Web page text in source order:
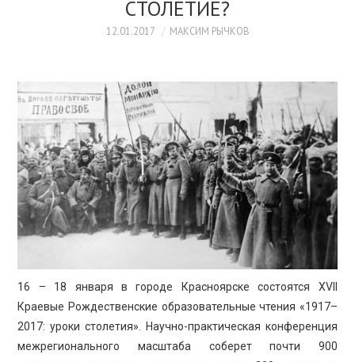
ОБРАЗОВАНИЕ
ПРОСВЕЩЕНИЕ
СТОЛЕТИЕ?
12.01.2017 МАКСИМ РЫЧКОВ
16 – 18 января в городе Красноярске состоятся XVII
Краевые Рождественские образовательные чтения «1917–
2017: уроки столетия». Научно-практическая конференция
межрегионального масштаба соберет почти 900